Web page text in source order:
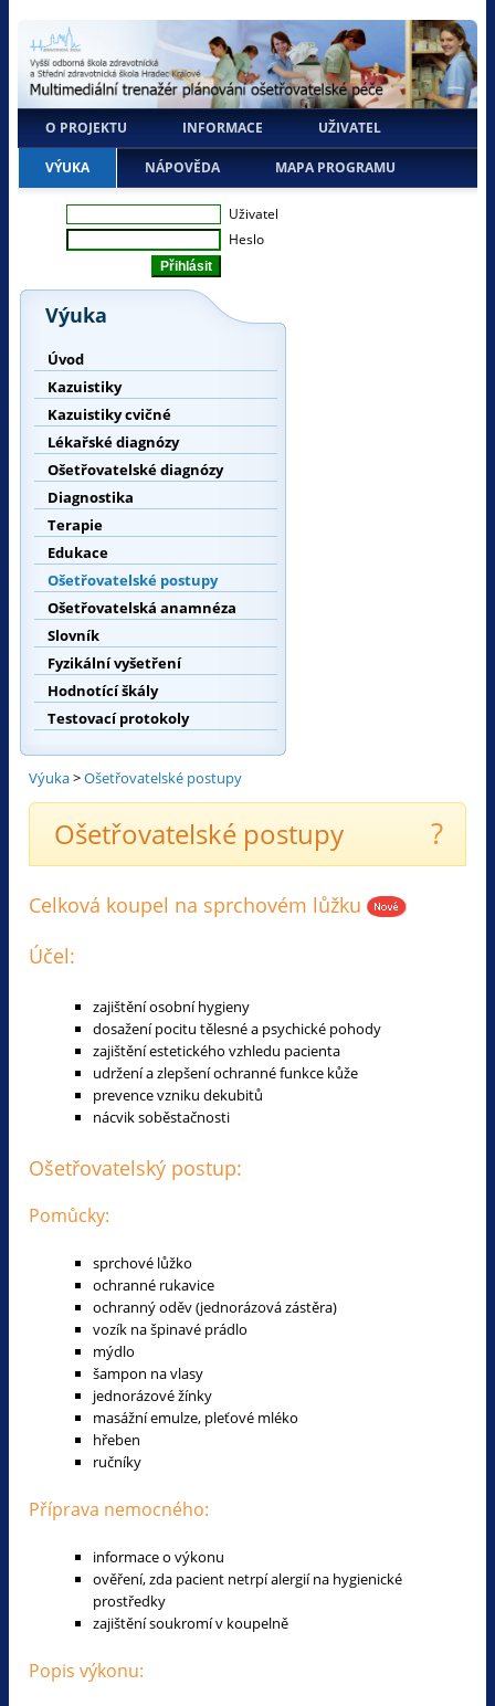
O PROJEKTU INFORMACE UŽIVATEL
VÝUKA NÁPOVĚDA MAPA PROGRAMU
Uživatel
Heslo
Výuka
Úvod
Kazuistiky
Kazuistiky cvičné
Lékařské diagnózy
Ošetřovatelské diagnózy
Diagnostika
Terapie
Edukace
Ošetřovatelské postupy
Ošetřovatelská anamnéza
Slovník
Fyzikální vyšetření
Hodnotící škály
Testovací protokoly
Výuka>Ošetřovatelské postupy
Ošetřovatelské postupy ?
Celková koupel na sprchovém lůžku
Účel:
zajištění osobní hygieny
dosažení pocitu tělesné a psychické pohody
zajištění estetického vzhledu pacienta
udržení a zlepšení ochranné funkce kůže
prevence vzniku dekubitů
nácvik soběstačnosti
Ošetřovatelský postup:
Pomůcky:
sprchové lůžko
ochranné rukavice
ochranný oděv (jednorázová zástěra)
vozík na špinavé prádlo
mýdlo
šampon na vlasy
jednorázové žínky
masážní emulze, pleťové mléko
hřeben
ručníky
Příprava nemocného:
informace o výkonu
ověření, zda pacient netrpí alergií na hygienické
prostředky
zajištění soukromí v koupelně
Popis výkonu: